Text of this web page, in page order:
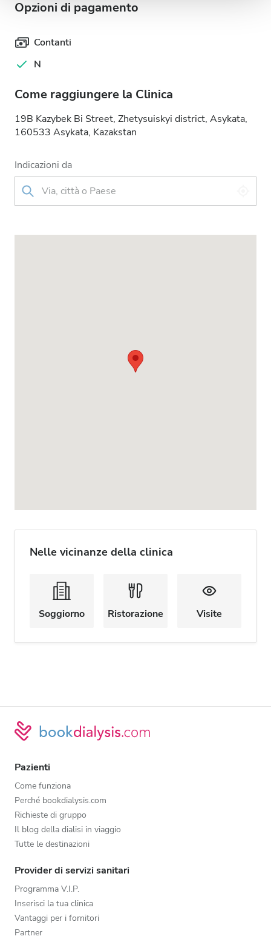
pubblicità e social media, i quali potrebbero combinarle
raccolto dal tuo utilizzo dei loro servizi.
Opzioni di pagamento
Contanti
N
Come raggiungere la Clinica
19B Kazybek Bi Street, Zhetysuiskyi district, Asykata,
160533 Asykata, Kazakstan
Indicazioni da
Nelle vicinanze della clinica
Soggiorno Ristorazione Visite
Pazienti
Come funziona
Perché bookdialysis.com
Richieste di gruppo
Il blog della dialisi in viaggio
Tutte le destinazioni
Provider di servizi sanitari
Programma V.I.P.
Inserisci la tua clinica
Vantaggi per i fornitori
Partner